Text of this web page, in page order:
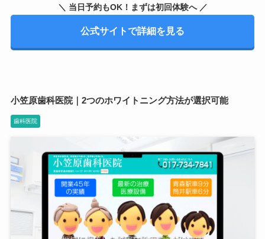
＼ 当日予約もOK！まずは初回体験へ ／
公式サイトで詳細を見る
小笠原歯科医院｜2つのホワイトニング方法が選択可能
歯科医院